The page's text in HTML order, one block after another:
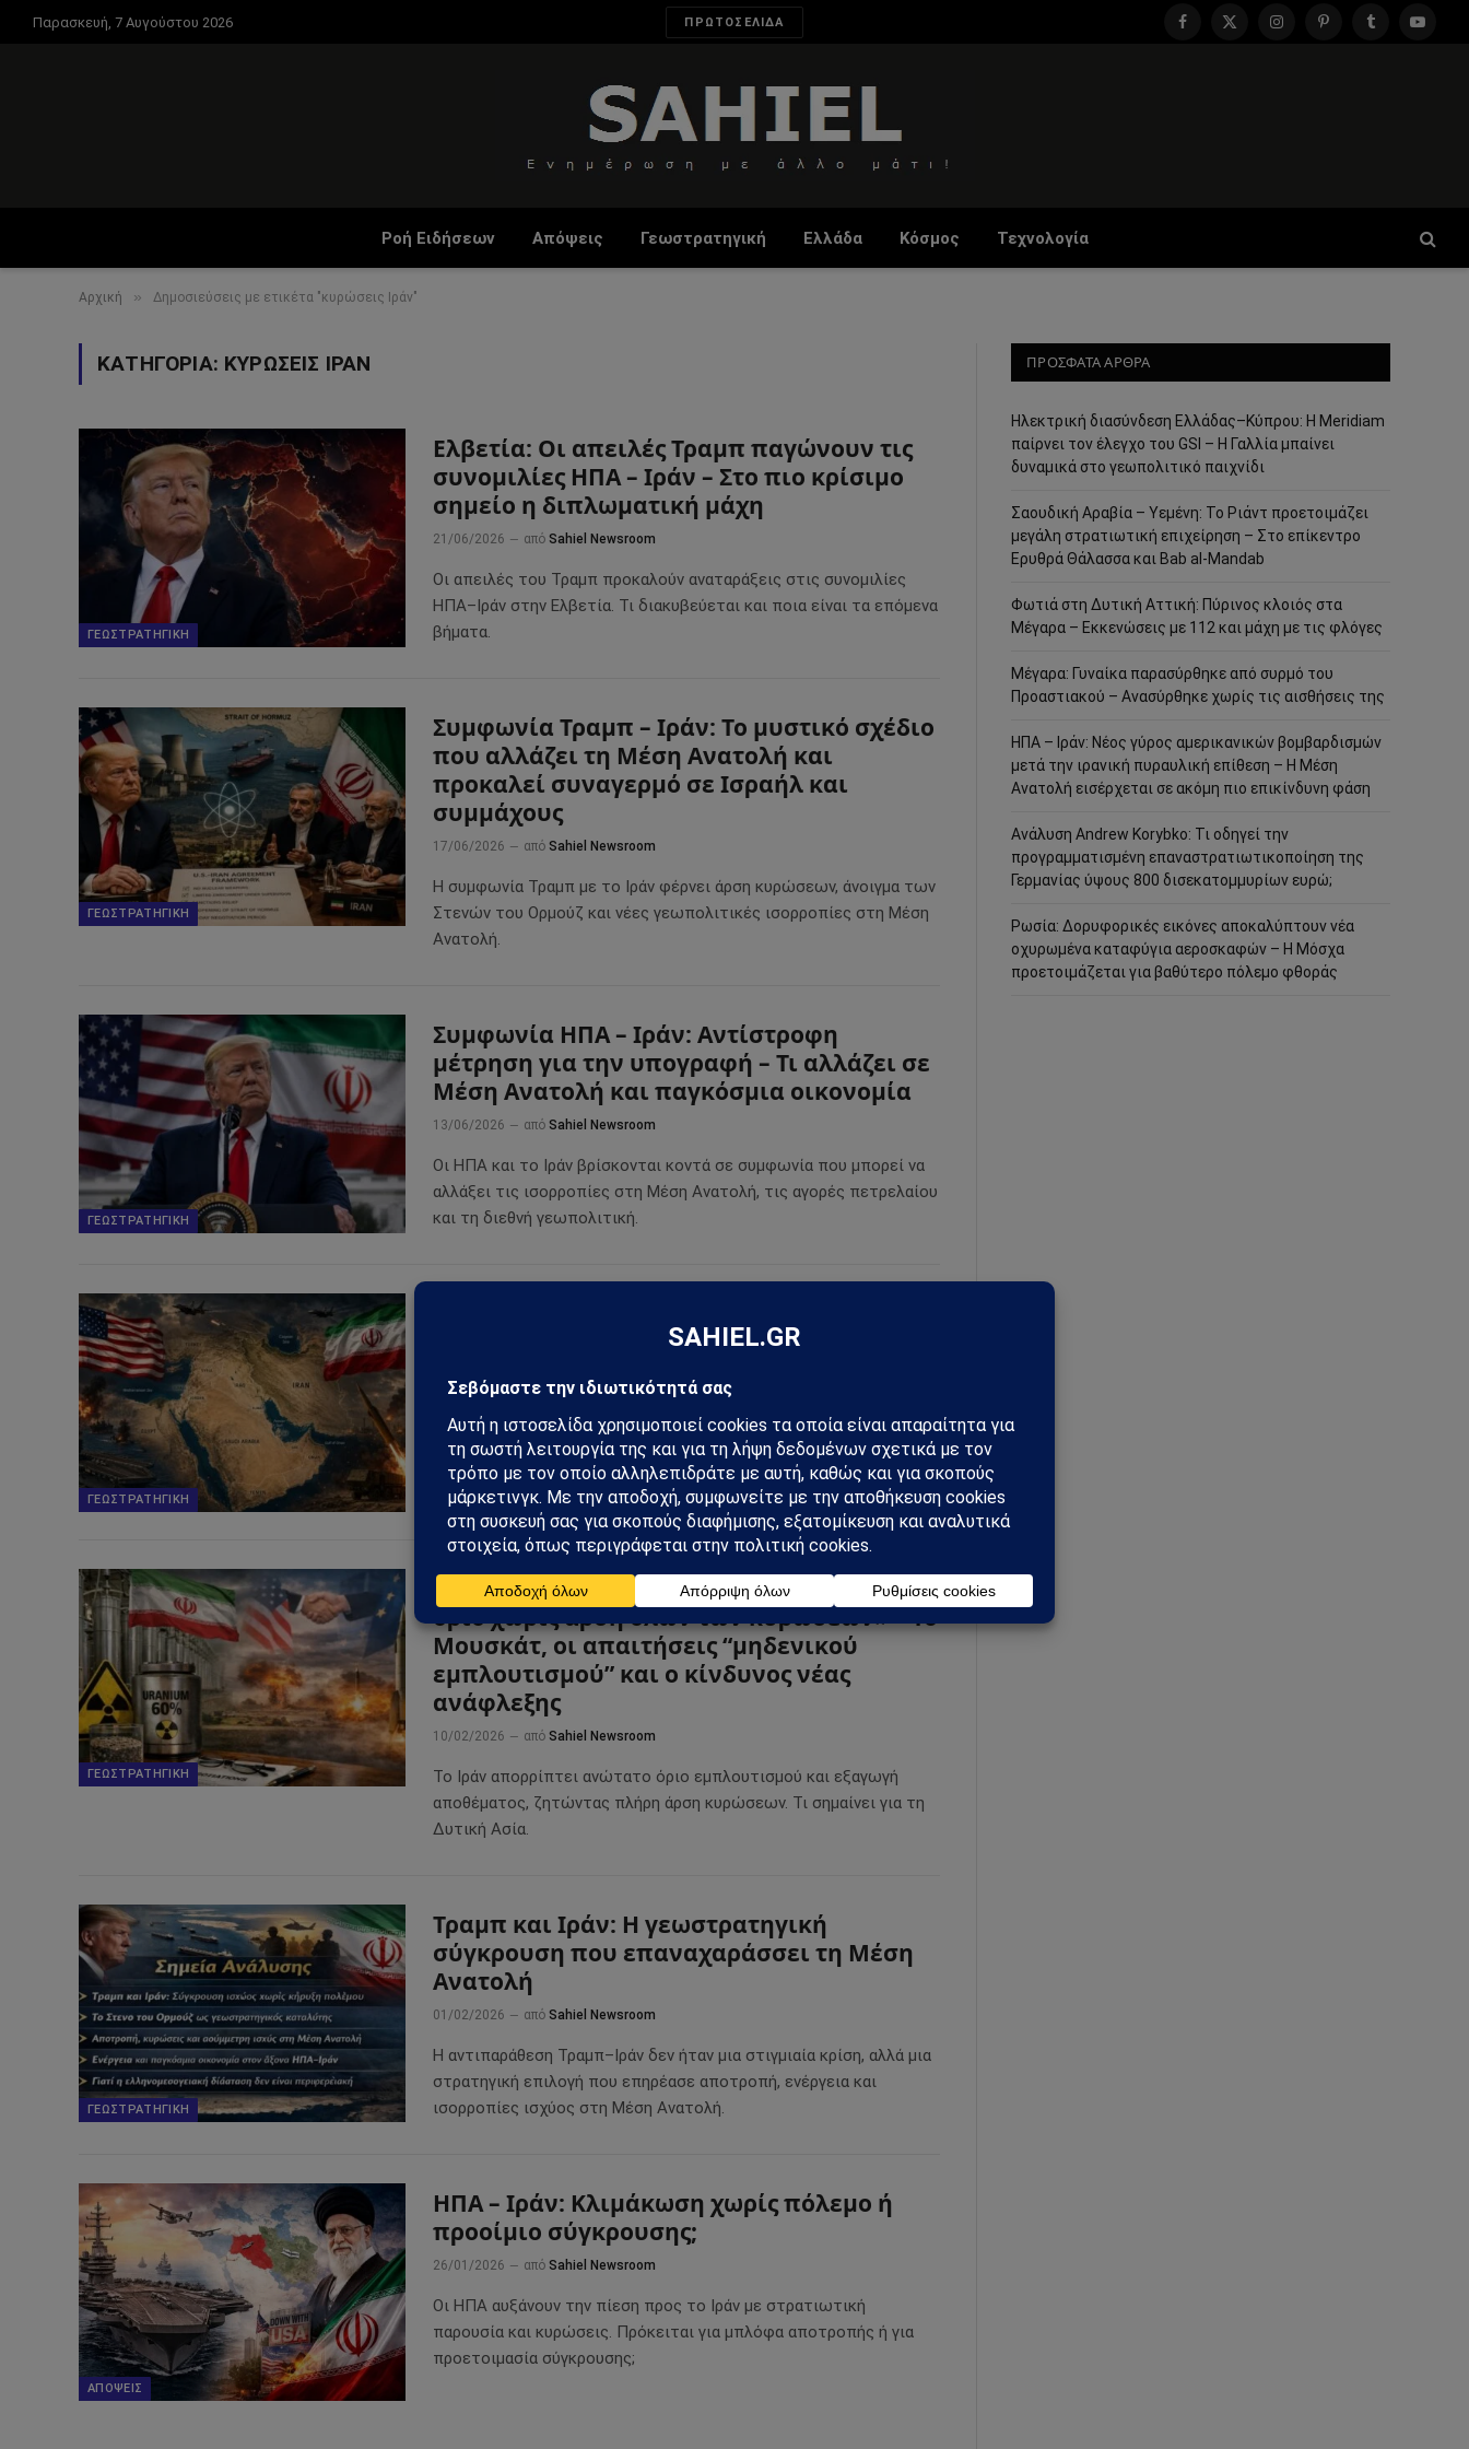
Παρασκευή, 7 Αυγούστου 2026 ΠΡΩΤΟΣΕΛΙΔΑ
Facebook
X
InstagramPinterestTumblr
Ροή Ειδήσεων Απόψεις Γεωστρατηγική Ελλάδα Κόσμος Τεχνολογία
Αρχική » Δημοσιεύσεις με ετικέτα "κυρώσεις Ιράν"
ΚΑΤΗΓΟΡΊΑ: ΚΥΡΏΣΕΙΣ ΙΡΆΝ
ΓΕΩΣΤΡΑΤΗΓΙΚΉ
Ελβετία: Οι απειλές Τραμπ παγώνουν τις
συνομιλίες ΗΠΑ – Ιράν – Στο πιο κρίσιμο
σημείο η διπλωματική μάχη
21/06/2026 από Sahiel Newsroom
Οι απειλές του Τραμπ προκαλούν αναταράξεις στις συνομιλίες
ΗΠΑ–Ιράν στην Ελβετία. Τι διακυβεύεται και ποια είναι τα επόμενα
βήματα.
ΓΕΩΣΤΡΑΤΗΓΙΚΉ
Συμφωνία Τραμπ – Ιράν: Το μυστικό σχέδιο
που αλλάζει τη Μέση Ανατολή και
προκαλεί συναγερμό σε Ισραήλ και
συμμάχους
17/06/2026 από Sahiel Newsroom
Η συμφωνία Τραμπ με το Ιράν φέρνει άρση κυρώσεων, άνοιγμα των
Στενών του Ορμούζ και νέες γεωπολιτικές ισορροπίες στη Μέση
Ανατολή.
ΓΕΩΣΤΡΑΤΗΓΙΚΉ
Συμφωνία ΗΠΑ – Ιράν: Αντίστροφη
μέτρηση για την υπογραφή – Τι αλλάζει σε
Μέση Ανατολή και παγκόσμια οικονομία
13/06/2026 από Sahiel Newsroom
Οι ΗΠΑ και το Ιράν βρίσκονται κοντά σε συμφωνία που μπορεί να
αλλάξει τις ισορροπίες στη Μέση Ανατολή, τις αγορές πετρελαίου
και τη διεθνή γεωπολιτική.
ΓΕΩΣΤΡΑΤΗΓΙΚΉ
συμφωνία, τότε γιατί έγινε ο πόλεμος;
Το παρασκήνιο πίσω από τη σύγκρουση ΗΠΑ – Ιράν και το τελικό
σχέδιο συμφωνίας που αποκαλύπτει πως ο πόλεμος ίσως ήταν
μέσο πίεσης.
ΓΕΩΣΤΡΑΤΗΓΙΚΉ
Ιράν – εμπλουτισμός ουρανίου 60%: «Όχι
όριο χωρίς άρση όλων των κυρώσεων» – Το
Μουσκάτ, οι απαιτήσεις “μηδενικού
εμπλουτισμού” και ο κίνδυνος νέας
ανάφλεξης
10/02/2026 από Sahiel Newsroom
Το Ιράν απορρίπτει ανώτατο όριο εμπλουτισμού και εξαγωγή
αποθέματος, ζητώντας πλήρη άρση κυρώσεων. Τι σημαίνει για τη
Δυτική Ασία.
ΓΕΩΣΤΡΑΤΗΓΙΚΉ
Τραμπ και Ιράν: Η γεωστρατηγική
σύγκρουση που επαναχαράσσει τη Μέση
Ανατολή
01/02/2026 από Sahiel Newsroom
Η αντιπαράθεση Τραμπ–Ιράν δεν ήταν μια στιγμιαία κρίση, αλλά μια
στρατηγική επιλογή που επηρέασε αποτροπή, ενέργεια και
ισορροπίες ισχύος στη Μέση Ανατολή.
ΑΠΌΨΕΙΣ
ΗΠΑ – Ιράν: Κλιμάκωση χωρίς πόλεμο ή
προοίμιο σύγκρουσης;
26/01/2026 από Sahiel Newsroom
Οι ΗΠΑ αυξάνουν την πίεση προς το Ιράν με στρατιωτική
παρουσία και κυρώσεις. Πρόκειται για μπλόφα αποτροπής ή για
προετοιμασία σύγκρουσης;
ΠΡΟΣΦΑΤΑ ΑΡΘΡΑ
Ηλεκτρική διασύνδεση Ελλάδας–Κύπρου: Η Meridiam
παίρνει τον έλεγχο του GSI – Η Γαλλία μπαίνει
δυναμικά στο γεωπολιτικό παιχνίδι
Σαουδική Αραβία – Υεμένη: Το Ριάντ προετοιμάζει
μεγάλη στρατιωτική επιχείρηση – Στο επίκεντρο
Ερυθρά Θάλασσα και Bab al-Mandab
Φωτιά στη Δυτική Αττική: Πύρινος κλοιός στα
Μέγαρα – Εκκενώσεις με 112 και μάχη με τις φλόγες
Μέγαρα: Γυναίκα παρασύρθηκε από συρμό του
Προαστιακού – Ανασύρθηκε χωρίς τις αισθήσεις της
ΗΠΑ – Ιράν: Νέος γύρος αμερικανικών βομβαρδισμών
μετά την ιρανική πυραυλική επίθεση – Η Μέση
Ανατολή εισέρχεται σε ακόμη πιο επικίνδυνη φάση
Ανάλυση Andrew Korybko: Τι οδηγεί την
προγραμματισμένη επαναστρατιωτικοποίηση της
Γερμανίας ύψους 800 δισεκατομμυρίων ευρώ;
Ρωσία: Δορυφορικές εικόνες αποκαλύπτουν νέα
οχυρωμένα καταφύγια αεροσκαφών – Η Μόσχα
προετοιμάζεται για βαθύτερο πόλεμο φθοράς